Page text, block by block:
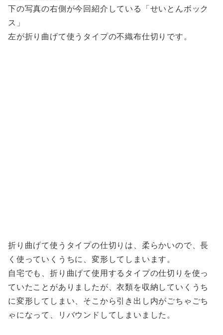
下の写真の右側が今回紹介している「せいとんボック
ス」
左が折り曲げて使うタイプの不織布仕切りです。
折り曲げて使うタイプの仕切りは、柔らかいので、長
く使っていくうちに、変形してしまいます。
自宅でも、折り曲げて使用するタイプの仕切りを使っ
ていたことがありましたが、衣類を収納していくうち
に変形してしまい、そこから引き出し内がごちゃごち
ゃになって、リバウンドしてしまいました。